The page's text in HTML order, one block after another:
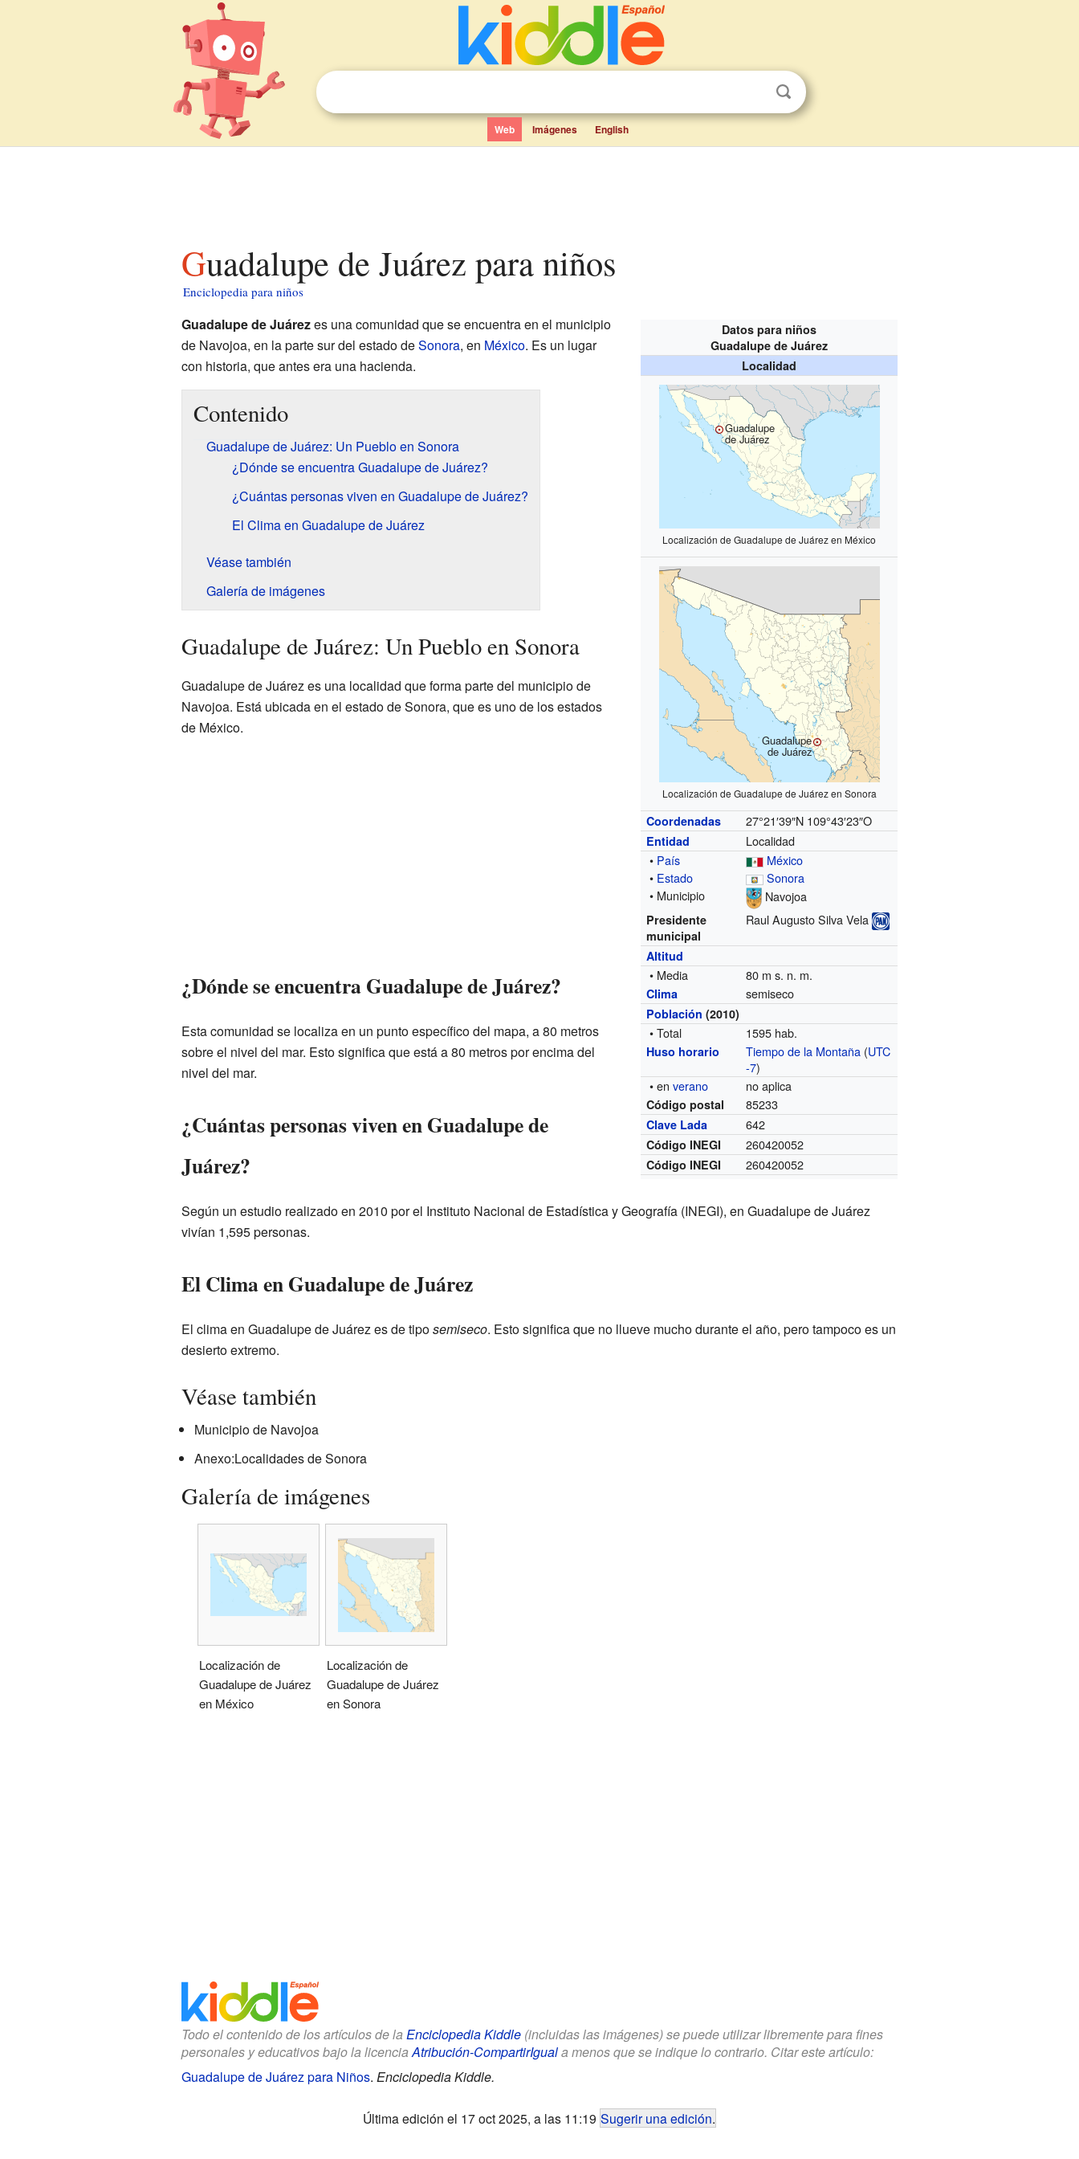
Web Imágenes English
Guadalupe de Juárez para niños
Enciclopedia para niños
Datos para niños
Guadalupe de Juárez
Localidad
Guadalupe
de Juárez
Localización de Guadalupe de Juárez en México
Guadalupe
de Juárez
Localización de Guadalupe de Juárez en Sonora
Coordenadas 27°21′39″N 109°43′23″O
Entidad
Localidad
• País
México
• Estado
Sonora
• Municipio
Navojoa
Presidente
municipal
Raul Augusto Silva Vela
Altitud
• Media 80 m s. n. m.
Clima semiseco
Población (2010)
• Total 1595 hab.
Huso horario Tiempo de la Montaña (UTC
-7)
• enverano no aplica
Código postal 85233
Clave Lada 642
Código INEGI 260420052
Código INEGI 260420052
Guadalupe de Juárezes una comunidad que se encuentra en el municipio
de Navojoa, en la parte sur del estado deSonora, en México. Es un lugar
con historia, que antes era una hacienda.
Contenido
Guadalupe de Juárez: Un Pueblo en Sonora
¿Dónde se encuentra Guadalupe de Juárez?
¿Cuántas personas viven en Guadalupe de Juárez?
El Clima en Guadalupe de Juárez
Véase también
Galería de imágenes
Guadalupe de Juárez: Un Pueblo en Sonora
Guadalupe de Juárez es una localidad que forma parte del municipio de
Navojoa. Está ubicada en el estado de Sonora, que es uno de los estados
de México.
¿Dónde se encuentra Guadalupe de Juárez?
Esta comunidad se localiza en un punto específico del mapa, a 80 metros
sobre el nivel del mar. Esto significa que está a 80 metros por encima del
nivel del mar.
¿Cuántas personas viven en Guadalupe de
Juárez?
Según un estudio realizado en 2010 por el Instituto Nacional de Estadística y Geografía (INEGI), en Guadalupe de Juárez
vivían 1,595 personas.
El Clima en Guadalupe de Juárez
El clima en Guadalupe de Juárez es de tiposemiseco. Esto significa que no llueve mucho durante el año, pero tampoco es un
desierto extremo.
Véase también
Municipio de Navojoa
Anexo:Localidades de Sonora
Galería de imágenes
Localización de
Guadalupe de Juárez
en México
Localización de
Guadalupe de Juárez
en Sonora
Todo el contenido de los artículos de la Enciclopedia Kiddle(incluidas las imágenes) se puede utilizar libremente para fines
personales y educativos bajo la licencia Atribución-CompartirIguala menos que se indique lo contrario. Citar este artículo:
Guadalupe de Juárez para Niños. Enciclopedia Kiddle.
Última edición el 17 oct 2025, a las 11:19 Sugerir una edición.